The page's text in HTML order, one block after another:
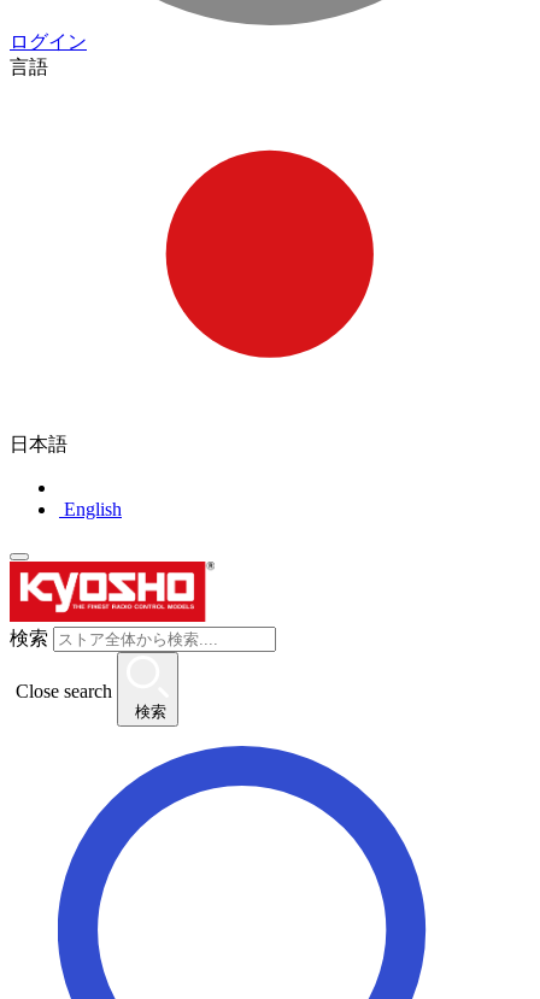
ログイン
言語
日本語
English
検索
Close search
検索